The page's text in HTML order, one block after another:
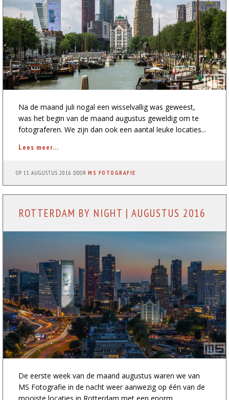
Na de maand juli nogal een wisselvallig was geweest,
was het begin van de maand augustus geweldig om te
fotograferen. We zijn dan ook een aantal leuke locaties...
Lees meer...
OP11 AUGUSTUS 2016 DOORMS FOTOGRAFIE
ROTTERDAM BY NIGHT | AUGUSTUS 2016
De eerste week van de maand augustus waren we van
MS Fotografie in de nacht weer aanwezig op één van de